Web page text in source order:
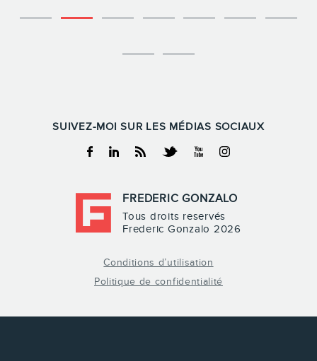
SUIVEZ-MOI SUR LES MÉDIAS SOCIAUX
Facebook
LinkedinRSS TwitterYoutubeInstagram
FREDERIC GONZALO
Tous droits reservés
Frederic Gonzalo 2026
Conditions d’utilisation
Politique de confidentialité